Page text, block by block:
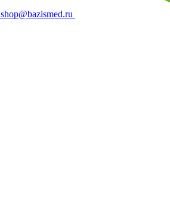
shop@bazismed.ru